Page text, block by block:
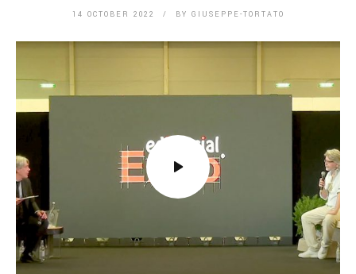
14 OCTOBER 2022 / BY GIUSEPPE-TORTATO